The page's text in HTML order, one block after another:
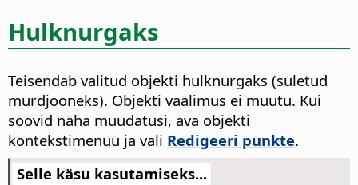
Hulknurgaks
Teisendab valitud objekti hulknurgaks (suletud
murdjooneks). Objekti vaälimus ei muutu. Kui
soovid näha muudatusi, ava objekti
kontekstimenüü ja vali Redigeeri punkte.
Selle käsu kasutamiseks...